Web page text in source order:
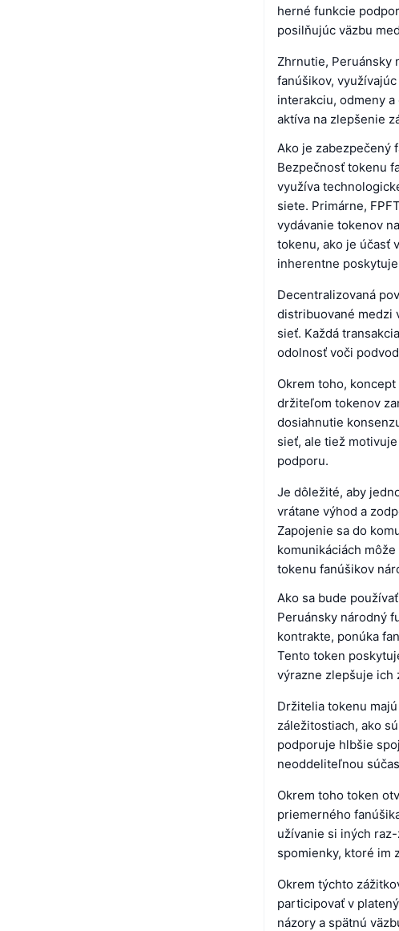
herné funkcie
posilňujúc väzbu
Zhrnutie, Peruánsky
fanúšikov,
interakciu, odmeny
aktíva na zlepšenie
Ako je zabezpečený
Bezpečnosť tokenu
využíva
siete. Primárne,
vydávanie tokenov
tokenu, ako je účasť
inherentne
Decentralizovaná
distribuované medzi
sieť. Každá
odolnosť voči
Okrem toho,
držiteľom tokenov
dosiahnutie
sieť, ale tiež
podporu.
Je dôležité, aby
vrátane výhod a
Zapojenie sa do
komunikáciách
tokenu fanúšikov
Ako sa bude
Peruánsky národný
kontrakte, ponúka
Tento token
výrazne zlepšuje ich
Držitelia tokenu
záležitostiach, ako
podporuje hlbšie
neoddeliteľnou
Okrem toho token
priemerného
užívanie si iných
spomienky, ktoré im
Okrem týchto
participovať v
názory a spätnú